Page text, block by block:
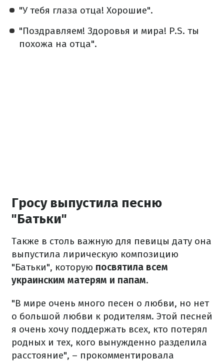
"У тебя глаза отца! Хорошие".
"Поздравляем! Здоровья и мира! Р.S. ты
похожа на отца".
Гросу выпустила песню
"Батьки"
Также в столь важную для певицы дату она
выпустила лирическую композицию
"Батьки", которую посвятила всем
украинским матерям и папам.
"В мире очень много песен о любви, но нет
о большой любви к родителям. Этой песней
я очень хочу поддержать всех, кто потерял
родных и тех, кого вынужденно разделила
расстояние", – прокомментировала